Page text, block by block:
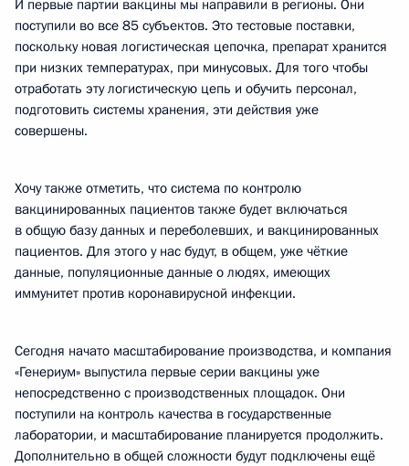
И первые партии вакцины мы направили в регионы. Они
поступили во все 85 субъектов. Это тестовые поставки,
поскольку новая логистическая цепочка, препарат хранится
при низких температурах, при минусовых. Для того чтобы
отработать эту логистическую цепь и обучить персонал,
подготовить системы хранения, эти действия уже
совершены.
Хочу также отметить, что система по контролю
вакцинированных пациентов также будет включаться
в общую базу данных и переболевших, и вакцинированных
пациентов. Для этого у нас будут, в общем, уже чёткие
данные, популяционные данные о людях, имеющих
иммунитет против коронавирусной инфекции.
Сегодня начато масштабирование производства, и компания
«Генериум» выпустила первые серии вакцины уже
непосредственно с производственных площадок. Они
поступили на контроль качества в государственные
лаборатории, и масштабирование планируется продолжить.
Дополнительно в общей сложности будут подключены ещё